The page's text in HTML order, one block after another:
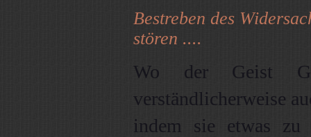
Bestreben des
stören ....
Wo der Geist
verständlicherweise
indem sie etwas zu